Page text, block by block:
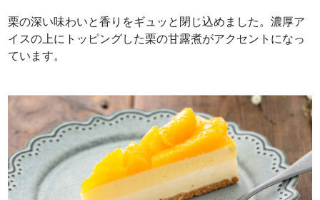
栗の深い味わいと香りをギュッと閉じ込めました。濃厚ア
イスの上にトッピングした栗の甘露煮がアクセントになっ
ています。